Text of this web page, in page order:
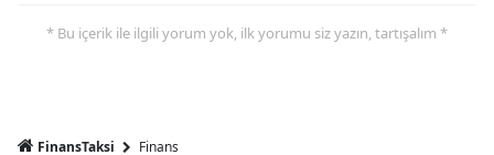
* Bu içerik ile ilgili yorum yok, ilk yorumu siz yazın, tartışalım *
FinansTaksi Finans